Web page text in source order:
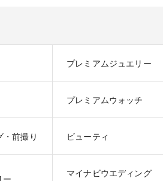
プレミアムジュエリー
プレミアムウォッチ
・前撮り ビューティ
マイナビウエディング